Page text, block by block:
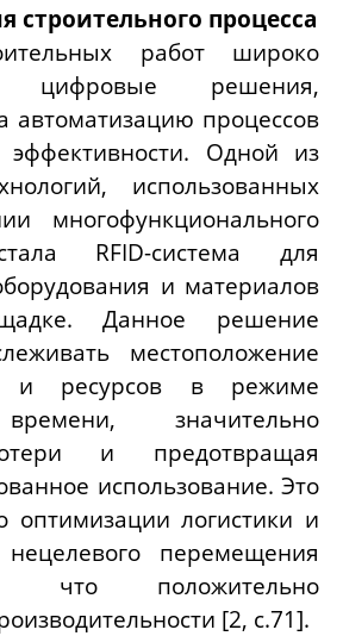
строительного процесса
работ широко
цифровые решения,
автоматизацию процессов
Одной из
использованных
многофункционального
RFID-система для
и материалов
Данное решение
местоположение
и ресурсов в режиме
значительно
и предотвращая
использование. Это
оптимизации логистики и
перемещения
что положительно
[2, с.71].